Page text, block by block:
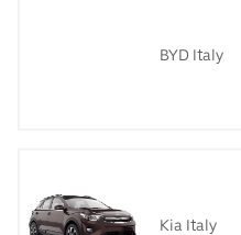
BYD Italy
Kia Italy